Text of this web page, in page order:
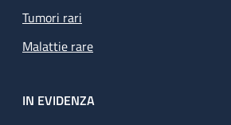
Tumori rari
Malattie rare
IN EVIDENZA